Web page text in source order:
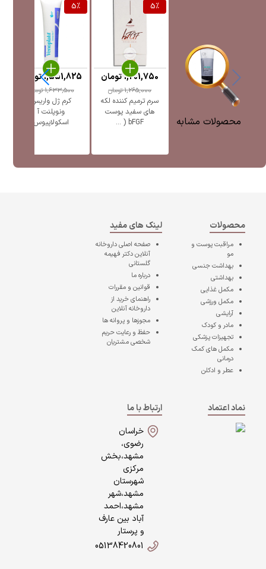
محصولات مشابه
5%
سرم ترمیم کننده لکه
های سفید پوست
bFGF ( ...
1,265,000تومان
1,201,750تومان
5%
کرم ژل واریس
ونوپلنت آ
اسکولاپیوس
1,633,500تومان
1,551,825تومان
محصولات
مراقبت پوست و
مو
بهداشت جنسی
بهداشتی
مکمل غذایی
مکمل ورزشی
آرایشی
مادر و کودک
تجهیزات پزشکی
مکمل های کمک
درمانی
عطر و ادکلن
لینک های مفید
صفحه اصلیداروخانه
آنلاین دکتر فهیمه
گلستانی
درباره ما
قوانین و مقررات
راهنمای خرید از
داروخانه آنلاین
مجوزها و پروانه ها
حفظ و رعایت حریم
شخصی مشتریان
نماد اعتماد
ارتباط با ما
خراسان
رضوی،
مشهد،بخش
مرکزی
شهرستان
مشهد،شهر
مشهد،احمد
آباد بین عارف
و پرستار
05138420801